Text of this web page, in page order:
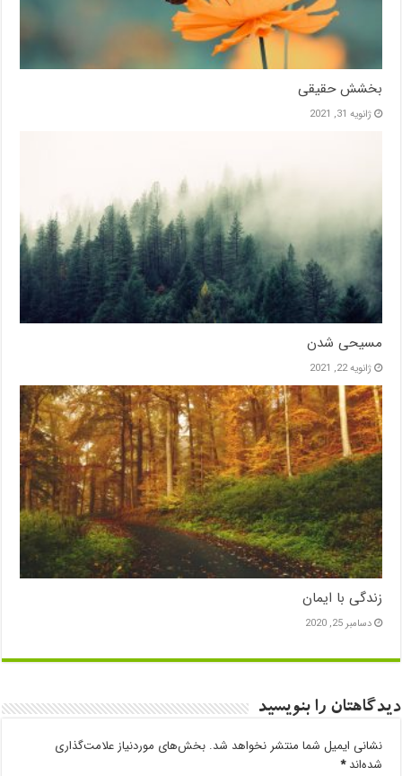
بخشش حقیقی
ژانویه 31, 2021
مسیحی شدن
ژانویه 22, 2021
زندگی با ایمان
دسامبر 25, 2020
دیدگاهتان را بنویسید
نشانی ایمیل شما منتشر نخواهد شد. بخش‌های موردنیاز علامت‌گذاری
شده‌اند*